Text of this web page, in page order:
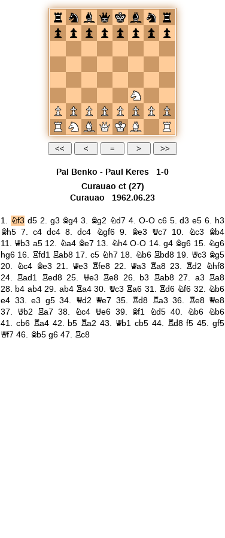
Pal Benko - Paul Keres
1-0
Curauao ct(27)
Curauao
1962.06.23
1. Nf3 d5 2. g3 Bg4 3. Bg2 Nd7 4. O-O c6 5.d3 e5 6. h3
Bh5 7.c4 dc4 8.dc4 Ngf6 9. Be3 Qc7 10. Nc3 Bb4
11. Qb3 a5 12. Na4 Be7 13. Nh4 O-O 14. g4 Bg6 15. Ng6
hg6 16. Rfd1 Rab8 17. c5 Nh7 18. Nb6 Rbd8 19. Qc3 Bg5
20. Nc4 Be3 21. Qe3 Rfe8 22. Qa3 Ra8 23. Rd2 Nhf8
24. Rad1 Red8 25. Qe3 Re8 26. b3 Rab8 27. a3 Ra8
28. b4 ab4 29. ab4 Ra4 30. Qc3 Ra6 31. Rd6 Nf6 32. Nb6
e4 33. e3 g5 34. Qd2 Qe7 35. Rd8 Ra3 36. Re8 Qe8
37. Qb2 Ra7 38. Nc4 Qe6 39. Bf1 Nd5 40. Nb6 Nb6
41. cb6 Ra4 42. b5 Ra2 43. Qb1 cb5 44. Rd8 f5 45.gf5
Qf7 46. Bb5 g6 47. Rc8